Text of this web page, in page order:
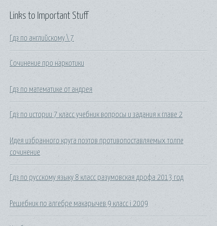
Links to Important Stuff
Гдз по английскому \ 7
Сочинение про наркотики
Гдз по математике от андрея
Гдз по истории 7 класс учебник вопросы и задания к главе 2
Идея избранного круга поэтов противопоставляемых толпе
сочинение
Гдз по русскому языку 8 класс разумовская дрофа 2013 год
Решебник по алгебре макарычев 9 класс i 2009